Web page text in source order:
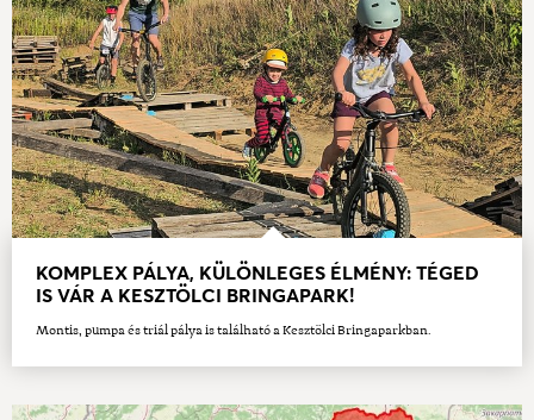
KOMPLEX PÁLYA, KÜLÖNLEGES ÉLMÉNY: TÉGED
IS VÁR A KESZTÖLCI BRINGAPARK!
Montis, pumpa és triál pálya is található a Kesztölci Bringaparkban.